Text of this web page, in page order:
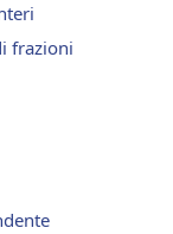
frazioni